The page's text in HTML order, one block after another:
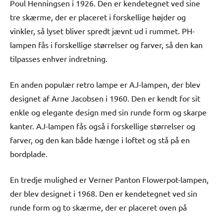
Poul Henningsen i 1926. Den er kendetegnet ved sine
tre skærme, der er placeret i forskellige højder og
vinkler, så lyset bliver spredt jævnt ud i rummet. PH-
lampen fås i forskellige størrelser og farver, så den kan
tilpasses enhver indretning.
En anden populær retro lampe er AJ-lampen, der blev
designet af Arne Jacobsen i 1960. Den er kendt for sit
enkle og elegante design med sin runde form og skarpe
kanter. AJ-lampen fås også i forskellige størrelser og
farver, og den kan både hænge i loftet og stå på en
bordplade.
En tredje mulighed er Verner Panton Flowerpot-lampen,
der blev designet i 1968. Den er kendetegnet ved sin
runde form og to skærme, der er placeret oven på